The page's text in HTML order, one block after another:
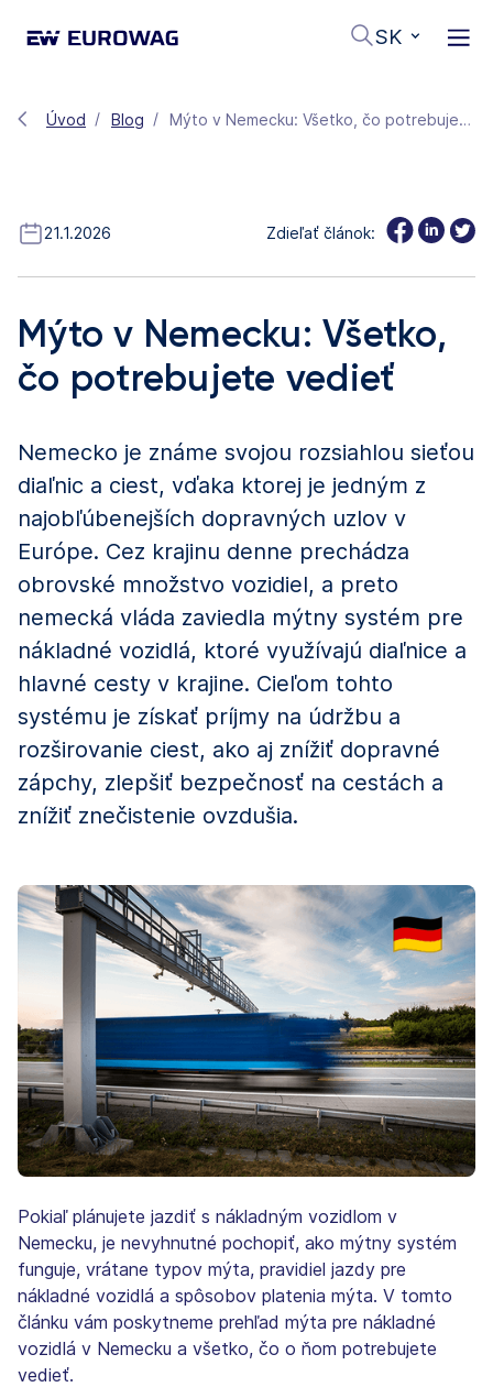
SK
Úvod Blog Mýto v Nemecku: Všetko, čo potrebujete vedieť
21.1.2026 Zdieľať článok:
Mýto v Nemecku: Všetko,
čo potrebujete vedieť
Nemecko je známe svojou rozsiahlou sieťou
diaľnic a ciest, vďaka ktorej je jedným z
najobľúbenejších dopravných uzlov v
Európe. Cez krajinu denne prechádza
obrovské množstvo vozidiel, a preto
nemecká vláda zaviedla mýtny systém pre
nákladné vozidlá, ktoré využívajú diaľnice a
hlavné cesty v krajine. Cieľom tohto
systému je získať príjmy na údržbu a
rozširovanie ciest, ako aj znížiť dopravné
zápchy, zlepšiť bezpečnosť na cestách a
znížiť znečistenie ovzdušia.
Pokiaľ plánujete jazdiť s nákladným vozidlom v
Nemecku, je nevyhnutné pochopiť, ako mýtny systém
funguje, vrátane typov mýta, pravidiel jazdy pre
nákladné vozidlá a spôsobov platenia mýta. V tomto
článku vám poskytneme prehľad mýta pre nákladné
vozidlá v Nemecku a všetko, čo o ňom potrebujete
vedieť.